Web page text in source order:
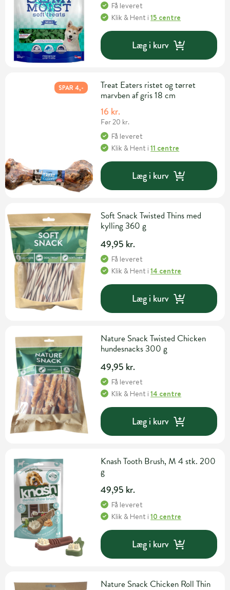
Få leveret
Klik & Hent i15 centre
Læg i kurv
SPAR 4,-
Treat Eaters ristet og tørret
marvben af gris 18 cm
16 kr.
Før 20 kr.
Få leveret
Klik & Hent i11 centre
Læg i kurv
Soft Snack Twisted Thins med
kylling 360 g
49,95 kr.
Få leveret
Klik & Hent i14 centre
Læg i kurv
Nature Snack Twisted Chicken
hundesnacks 300 g
49,95 kr.
Få leveret
Klik & Hent i14 centre
Læg i kurv
Knash Tooth Brush, M 4 stk. 200
g
49,95 kr.
Få leveret
Klik & Hent i10 centre
Læg i kurv
Nature Snack Chicken Roll Thin